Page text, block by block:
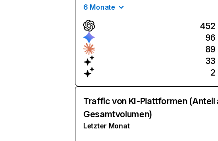
6 Monate
452
96
89
33
2
Traffic von KI-Plattformen (Anteil
Gesamtvolumen)
Letzter Monat